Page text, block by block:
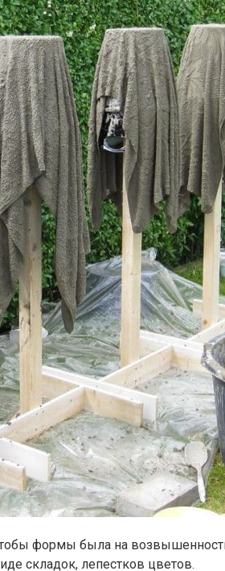
формы была на
складок, лепестков цветов.